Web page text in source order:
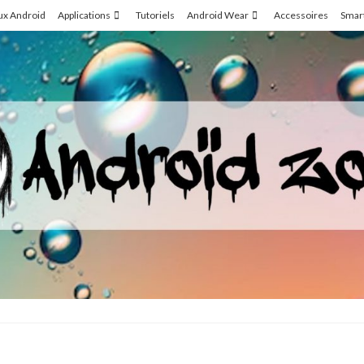
Android Applications Tutoriels Android Wear Accessoires